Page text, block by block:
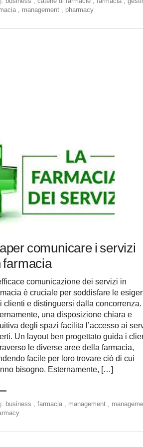
, management , pharmacy
comunicare i servizi
farmacia
comunicazione dei servizi in
è cruciale per soddisfare le
clienti e distinguersi dalla concorrenza.
una disposizione chiara e
degli spazi facilita l’accesso ai
Un layout ben progettato guida i
le diverse aree della farmacia,
facile per loro trovare ciò di cui
bisogno. Esternamente, […]
business , farmacia , management ,